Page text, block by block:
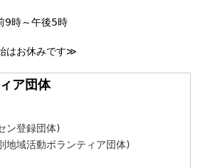
e
d
s
-
m
9時～午後5時
はお休みです≫
ア団体
ン登録団体)
地域活動ボランティア団体)